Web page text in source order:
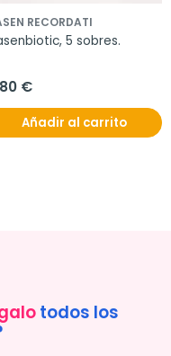
RECORDATI
5 sobres.
€
Añadir al carrito
todos los